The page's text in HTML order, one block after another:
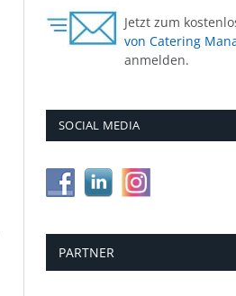
Jetzt zum
von Catering
anmelden.
SOCIAL MEDIA
PARTNER